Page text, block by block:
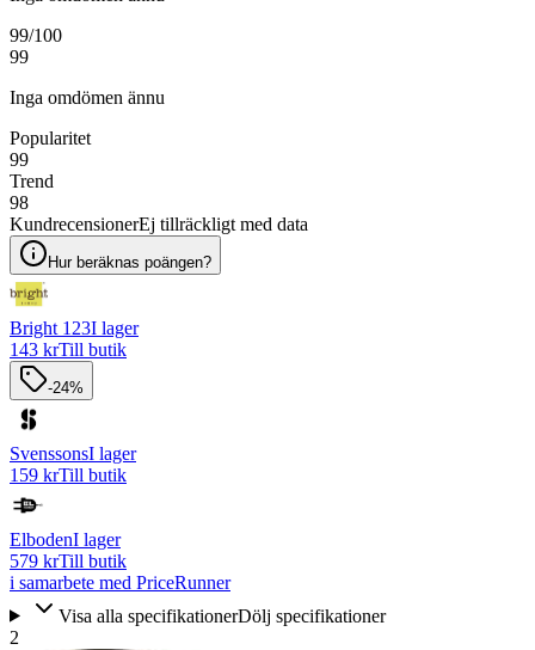
99/100
99
Inga omdömen ännu
Popularitet
99
Trend
98
KundrecensionerEj tillräckligt med data
Hur beräknas poängen?
Bright 123I lager
143 krTill butik
-24%
SvenssonsI lager
159 krTill butik
ElbodenI lager
579 krTill butik
i samarbete med PriceRunner
Visa alla specifikationerDölj specifikationer
2